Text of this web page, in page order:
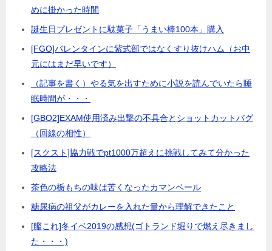
めに掛かった時間
誕生日プレゼントに駄菓子「うまい棒100本」購入
[FGO]バレンタインに紫式部ではなくすり抜けハム（お中
元にはまだ早いです）
（記事を書く）やる気を出すために小説を読んでいたら睡
眠時間が・・・
[GBO2]EXAM使用済み出撃の不具合とショットカットバグ
（回線の相性）
[スクスト]協力戦でpt1000万超えに挑戦してみて分かった
攻略法
茶色の栃もちの味は苦くなったカマンベール
糖尿病の祖父がカレーを入れた量から理解できたこと
[艦これ]冬イベ2019の感想(ゴトランド堀りで燃え尽きまし
た・・・)